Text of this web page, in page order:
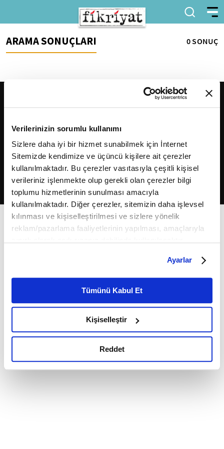
Verilerinizin sorumlu kullanımı
Sizlere daha iyi bir hizmet sunabilmek için İnternet
Sitemizde kendimize ve üçüncü kişilere ait çerezler
kullanılmaktadır. Bu çerezler vasıtasıyla çeşitli kişisel
verileriniz işlenmekte olup gerekli olan çerezler bilgi
toplumu hizmetlerinin sunulması amacıyla
kullanılmaktadır. Diğer çerezler, sitemizin daha işlevsel
kılınması ve kişiselleştirilmesi ve sizlere yönelik
reklam/pazarlama faaliyetlerinin yapılması, amaçlarıyla
belirleyebilirsiniz. Çerezlere ilişkin detaylı bilgi için
Ayarlar butonuna tıklayabilir,Çerez Bilgilendirme
Metnimizi ziyaret edebilirsiniz.
6698 sayılı Kişisel Verilerin Korunması Kanunu uyarınca
okumak ve sitemizi ziyaretiniz kapsamında
gerçekleştirilen veri işleme faaliyetleri ile ilgili daha
detaylı bilgi almak için lütfentıklayınız.
Ayarlar
Tümünü Kabul Et
Kişiselleştir
Reddet
ARAMA SONUÇLARI 0 SONUÇ
2026Fikriyat. Tüm hakları saklıdır.